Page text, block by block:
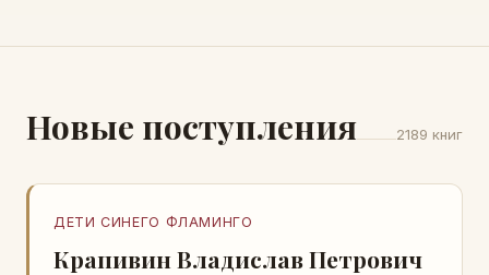
Новые поступления 2189 книг
ДЕТИ СИНЕГО ФЛАМИНГО
Крапивин Владислав Петрович